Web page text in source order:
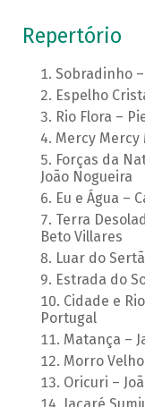
Repertório
Sobradinho
Espelho
Rio Flora –
Mercy Mercy
Forças da
João Nogueira
Eu e Água –
Terra
Beto Villares
Luar do
Estrada do
Cidade e
Portugal
Matança –
Morro
Oricuri –